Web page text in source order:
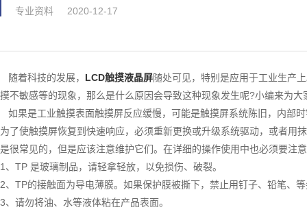
专业资料 2020-12-17
随着科技的发展， LCD触摸液晶屏随处可见，特别是应用于工业生产
摸不敏感等的现象，那么是什么原因会导致这种现象发生呢?小编来为大
如果是工业触摸表面触摸屏反应缓慢，可能是触摸屏系统陈旧，内部
为了使触摸屏恢复到快速响应，必须重新更换或升级系统驱动，或者用
是很常见的，但是应该注意维护它们。在详细的操作使用中也必须要注
1、TP 是玻璃制品，请轻拿轻放，以免损伤、破裂。
2、TP的接触面为导电薄膜。如果保护膜被撕下，禁止用钉子、铅笔、
3、请勿将油、水等液体粘在产品表面。